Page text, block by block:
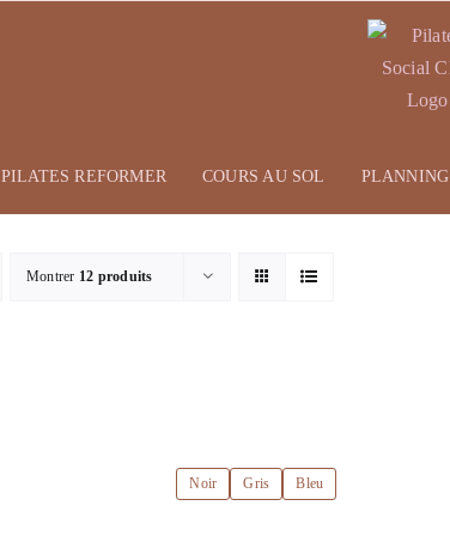
PILATES REFORMER COURS AU SOL PLANNING
Montrer 12 produits
Noir Gris Bleu